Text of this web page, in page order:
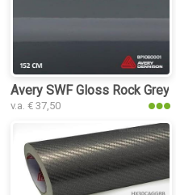
Avery SWF Gloss Rock
v.a. € 37,50